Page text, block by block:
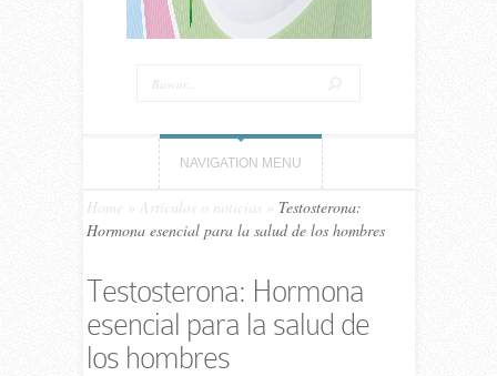
NAVIGATION MENU
Home Artículos o noticias
Testosterona:
Hormona esencial para la salud de los hombres
Testosterona: Hormona
esencial para la salud de
los hombres